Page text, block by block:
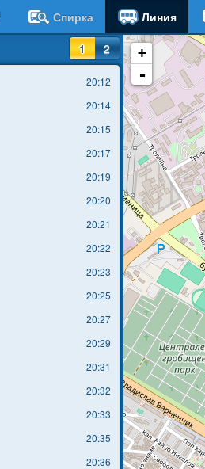
Спирка Линия
1
2
20:12
20:14
20:15
20:17
20:19
20:20
20:21
20:22
20:23
20:25
20:27
20:29
20:31
20:32
20:33
20:35
20:36
+
-